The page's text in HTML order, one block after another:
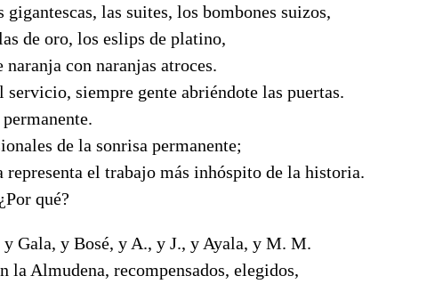
gigantescas, las suites, los bombones suizos,
de oro, los eslips de platino,
naranja con naranjas atroces.
siempre gente abriéndote las puertas.
de la sonrisa permanente;
representa el trabajo más inhóspito de la historia.
qué?
Gala, y Bosé, y A., y J., y Ayala, y M. M.
la Almudena, recompensados, elegidos,